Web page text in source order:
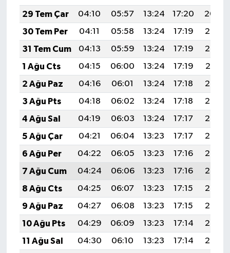
29 Tem Çar
04:10 05:57 13:24 17:20
20:40
30 Tem Per
04:11 05:58 13:24 17:19
20:39
31 Tem Cum
04:13 05:59 13:24 17:19
20:38
1 Ağu Cts
04:15 06:00 13:24 17:19
20:37
2 Ağu Paz
04:16 06:01 13:24 17:18
20:36
3 Ağu Pts
04:18 06:02 13:24 17:18
20:35
4 Ağu Sal
04:19 06:03 13:24 17:17
20:34
5 Ağu Çar
04:21 06:04 13:23 17:17
20:33
6 Ağu Per
04:22 06:05 13:23 17:16
20:32
7 Ağu Cum
04:24 06:06 13:23 17:16
20:30
8 Ağu Cts
04:25 06:07 13:23 17:15
20:29
9 Ağu Paz
04:27 06:08 13:23 17:15
20:28
10 Ağu Pts
04:29 06:09 13:23 17:14
20:27
11 Ağu Sal
04:30 06:10 13:23 17:14
20:25